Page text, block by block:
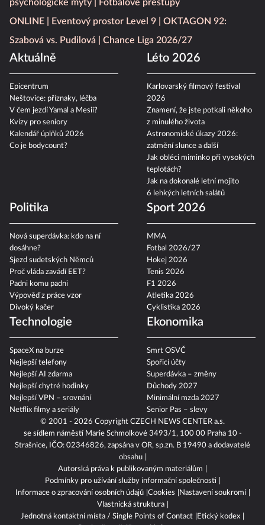
© 2001 - 2026 Copyright CZECH NEWS CENTER a.s.
se sídlem náměstí Marie Schmolkové 3493/1, 100 00 Praha 10 -
Strašnice, IČO: 02346826, zapsána v OR, sp.zn. B 19490 a dodavatelé
obsahu
Autorská práva k publikovaným materiálům
Podmínky pro užívání služby informační společnosti
Informace o zpracování osobních údajů Cookies
Nastavení soukromí
Vlastnická struktura
Jednotná kontaktní místa / Single Points of Contact
Etický kodex
psychologické mýty
Fotbalové přestupy
ONLINE
Eventový prostor Level 9
OKTAGON 92:
Szabová vs. Pudilová
Chance Liga 2026/27
Aktuálně
Epicentrum
Neštovice: příznaky, léčba
V čem jezdí Yamal a Mesii?
Kvízy pro seniory
Kalendář úplňků 2026
Co je bodycount?
Léto 2026
Karlovarský filmový festival
2026
Znamení, že jste potkali někoho
z minulého života
Astronomické úkazy 2026:
zatmění slunce a další
Jak obléci miminko při vysokých
teplotách?
Jak na dokonalé letní mojito
6 lehkých letních salátů
Politika
Nová superdávka: kdo na ní
dosáhne?
Sjezd sudetských Němců
Proč vláda zavádí EET?
Padni komu padni
Výpověď z práce vzor
Divoký kačer
Sport 2026
MMA
Fotbal 2026/27
Hokej 2026
Tenis 2026
F1 2026
Atletika 2026
Cyklistika 2026
Technologie
SpaceX na burze
Nejlepší telefony
Nejlepší AI zdarma
Nejlepší chytré hodinky
Nejlepší VPN – srovnání
Netflix filmy a seriály
Ekonomika
Smrt OSVČ
Spořicí účty
Superdávka – změny
Důchody 2027
Minimální mzda 2027
Senior Pas – slevy